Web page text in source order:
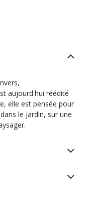
aujourd'hui réédité
elle est pensée pour
le jardin, sur une